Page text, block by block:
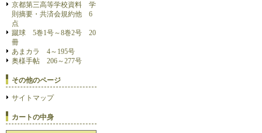
京都第三高等学校資料 学
則摘要・共済会規約他 6
点
蹴球 5巻1号～8巻2号 20
冊
あまカラ 4～195号
奥様手帖 206～277号
その他のページ
サイトマップ
カートの中身